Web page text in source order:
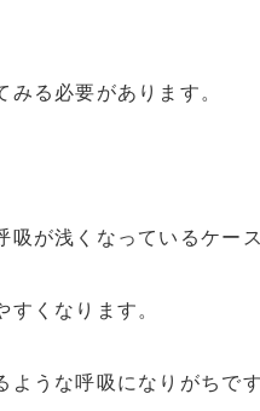
る必要があります。
吸が浅くなっているケー
くなります。
ような呼吸になりがちで